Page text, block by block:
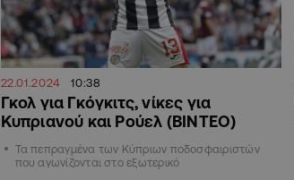
22.01.2024 10:38
Γκολ για Γκόγκιτς, νίκες για
Κυπριανού και Ρούελ (ΒΙΝΤΕΟ)
Τα πεπραγμένα των Κύπριων ποδοσφαιριστών
που αγωνίζονται στο εξωτερικό